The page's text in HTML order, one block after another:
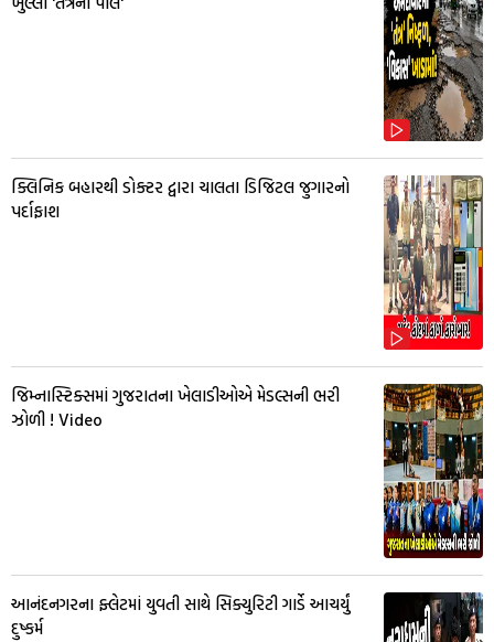
ક્લિનિક બહારથી ડોક્ટર દ્વારા ચાલતા ડિજિટલ જુગારનો
પર્દાફાશ
જિમ્નાસ્ટિક્સમાં ગુજરાતના ખેલાડીઓએ મેડલ્સની ભરી
ઝોળી ! Video
આનંદનગરના ફ્લેટમાં યુવતી સાથે સિક્યુરિટી ગાર્ડે આચર્યું
દુષ્કર્મ